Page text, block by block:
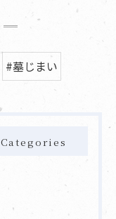
#墓じまい
Categories